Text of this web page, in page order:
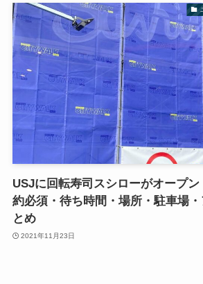
USJに回転寿司スシローがオープ
約必須・待ち時間・場所・駐車場
とめ
2021年11月23日